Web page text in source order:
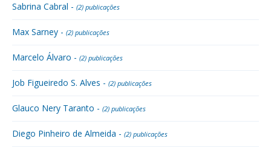
Sabrina Cabral - (2) publicações
Max Sarney - (2) publicações
Marcelo Álvaro - (2) publicações
Job Figueiredo S. Alves - (2) publicações
Glauco Nery Taranto - (2) publicações
Diego Pinheiro de Almeida - (2) publicações